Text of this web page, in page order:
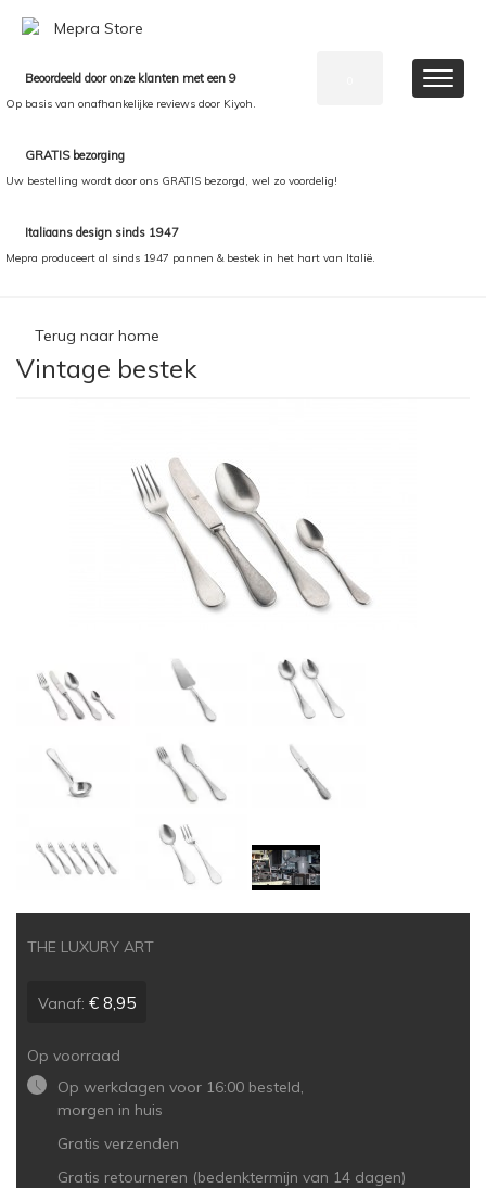
Beoordeeld door onze klanten met een 9
Op basis van onafhankelijke reviews door Kiyoh.
GRATIS bezorging
Uw bestelling wordt door ons GRATIS bezorgd, wel zo voordelig!
Italiaans design sinds 1947
Mepra produceert al sinds 1947 pannen & bestek in het hart van Italië.
Terug naar home
Vintage bestek
THE LUXURY ART
Vanaf: € 8,95
Op voorraad
Op werkdagen voor 16:00 besteld,
morgen in huis
Gratis verzenden
Gratis retourneren (bedenktermijn van 14 dagen)